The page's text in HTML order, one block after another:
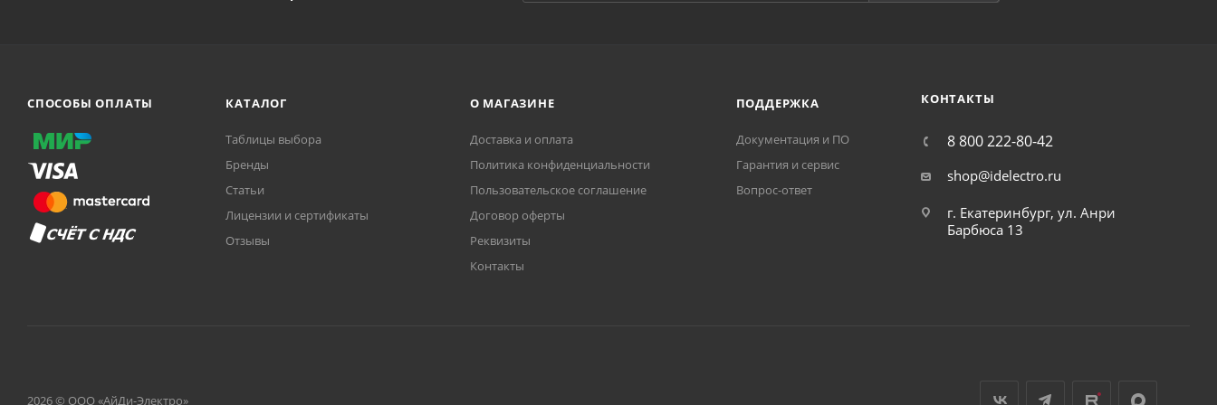
СПОСОБЫ ОПЛАТЫ КАТАЛОГ
Таблицы выбора
Бренды
Статьи
Лицензии и сертификаты
Отзывы
О МАГАЗИНЕ
Доставка и оплата
Политика конфиденциальности
Пользовательское соглашение
Договор оферты
Реквизиты
Контакты
ПОДДЕРЖКА
Документация и ПО
Гарантия и сервис
Вопрос-ответ
КОНТАКТЫ
8 800 222-80-42
shop@idelectro.ru
г. Екатеринбург, ул. Анри
Барбюса 13
2026 © ООО «АйДи-Электро»